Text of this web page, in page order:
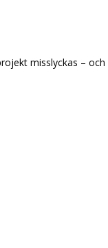
misslyckas –